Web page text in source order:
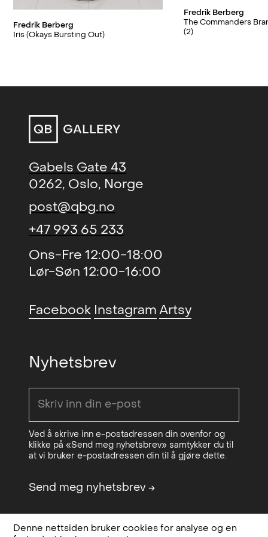
Denne nettsiden bruker cookies for analyse og en
Fredrik Berberg
Iris (Okays Bursting Out)
Fredrik Berberg
The Commanders
(2)
Gabels Gate 43
0262, Oslo, Norge
post@qbg.no
+47 993 65 233
Ons-Fre 12:00-18:00
Lør-Søn 12:00-16:00
Facebook InstagramArtsy
Nyhetsbrev
Ved å skrive inn e-postadressen din ovenfor og
klikke på «Send meg nyhetsbrev» samtykker du til
at vi bruker e-postadressen din til å gjøre dette.
Send meg nyhetsbrev →
Design & code:Bielke&Yang Personvern,